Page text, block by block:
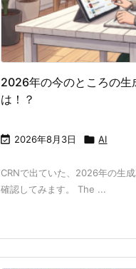
2026年の今のところの生
は！？
 2026年8月3日  AI
CRNで出ていた、2026年の生
確認してみます。 The ...